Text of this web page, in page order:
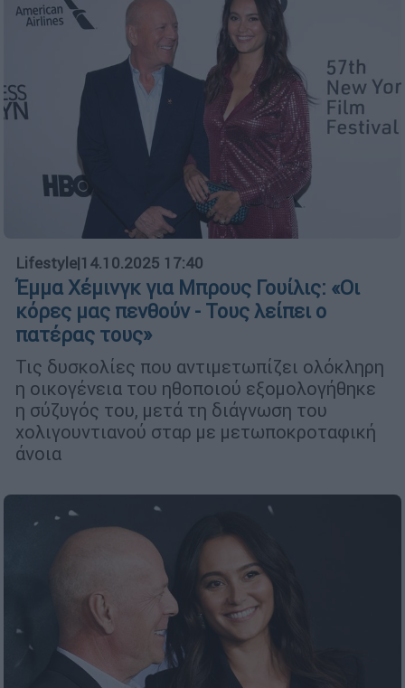
Lifestyle|14.10.2025 17:40
Έμμα Χέμινγκ για Μπρους Γουίλις: «Οι
κόρες μας πενθούν - Τους λείπει ο
πατέρας τους»
Τις δυσκολίες που αντιμετωπίζει ολόκληρη
η οικογένεια του ηθοποιού εξομολογήθηκε
η σύζυγός του, μετά τη διάγνωση του
χολιγουντιανού σταρ με μετωποκροταφική
άνοια